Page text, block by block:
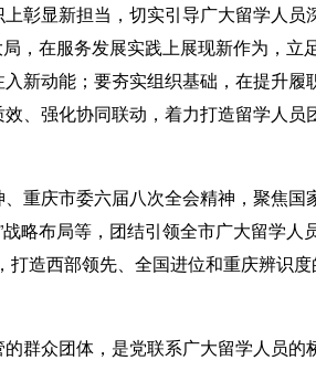
显新担当，切实引导广大留学人员
，在服务发展实践上展现新作为，立
新动能；要夯实组织基础，在提升
、强化协同联动，着力打造留学人
庆市委六届八次全会精神，聚焦国
略布局等，团结引领全市广大留学
造西部领先、全国进位和重庆辨识
众团体，是党联系广大留学人员的